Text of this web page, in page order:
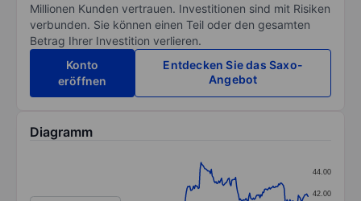
Millionen Kunden vertrauen. Investitionen sind mit Risiken
verbunden. Sie können einen Teil oder den gesamten
Betrag Ihrer Investition verlieren.
Konto
eröffnen
Entdecken Sie das Saxo-
Angebot
Diagramm
Line chart with 299 data points.
42.00
44.00